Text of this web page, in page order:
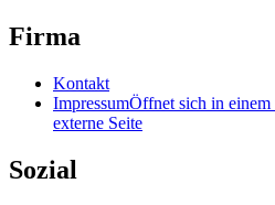
Firma
Kontakt
ImpressumÖffnet sich in einem
externe Seite
Sozial